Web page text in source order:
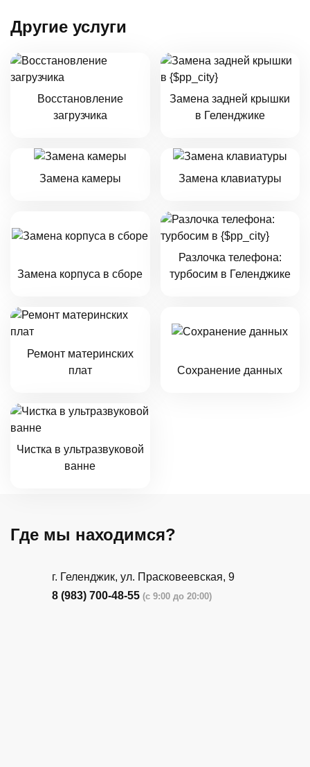
Другие услуги
Восстановление
загрузчика
Замена задней крышки
в Геленджике
Замена камеры Замена клавиатуры
Замена корпуса в сборе
Разлочка телефона:
турбосим в Геленджике
Ремонт материнских
плат
Сохранение данных
Чистка в ультразвуковой
ванне
Где мы находимся?
г. Геленджик, ул. Прасковеевская, 9
8 (983) 700-48-55 (с 9:00 до 20:00)